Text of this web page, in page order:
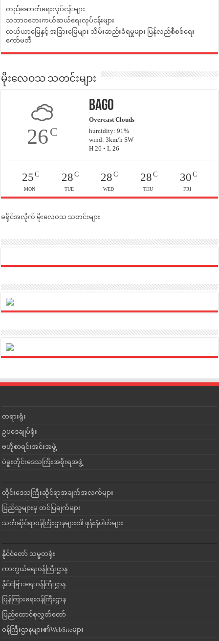
တည်ဆောက်ရေးလုပ်ငန်းများ
သဘာဝဘေးကယ်ဆယ်ရေးလုပ်ငန်းများ
လယ်ယာမြေနှင့် အခြားမြေများ သိမ်းဆည်းခံရမှုများ ပြန်လည်စီစစ်ရေး
ကော်မတီ
မိုးလေဝသ သတင်းများ
26C
Bago
Overcast Clouds
humidity: 91%
wind: 3km/h SW
H 26 • L 26
25C
MON
28C
TUE
28 C
WED
28C
THU
30C
FRI
ခရိုင်အလိုက် မိုးလေဝသ သတင်းများ
တရားရုံး
ဥပဒေချုပ်ရုံး
ဗဟိုစာရင်းအင်းအဖွဲ့
ပဲခူးတိုင်းဒေသကြီးအစိုးရအဖွဲ့
တိုင်းဒေသကြီးဆိုင်ရာအချက်အလက်များ
ပြည်သူများမှ တင်ပြချက်များ
သက်ဆိုင်ရာဝန်ကြီးဌာနများ၏ ဖုန်းနံပါတ်များ
နိုင်ငံတော် သမ္မတရုံး
ကာကွယ်ရေးဝန်ကြီးဌာန
နိုင်ငံခြားရေးဝန်ကြီးဌာန
ပြန်ကြားရေးဝန်ကြီးဌာန
ပြည်ထောင်စုလွှတ်တော်
ဝန်ကြီးဌာနများ၏WebSiteများ